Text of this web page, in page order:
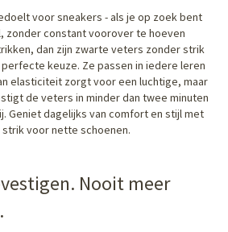
voor sneakers - als je op zoek bent
zonder constant voorover te hoeven
dan zijn zwarte veters zonder strik
keuze. Ze passen in iedere leren
elasticiteit zorgt voor een luchtige, maar
de veters in minder dan twee minuten
Geniet dagelijks van comfort en stijl met
voor nette schoenen.
Nooit meer